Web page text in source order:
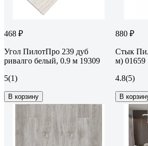
468 ₽
Угол ПилотПро 239 дуб
ривалго белый, 0.9 м 19309
5(1)
В корзину
880 ₽
Стык
м) 01659
4.8(5)
В